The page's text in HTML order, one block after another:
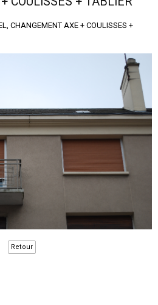
CHANGEMENT AXE + COULISSES +
Retour